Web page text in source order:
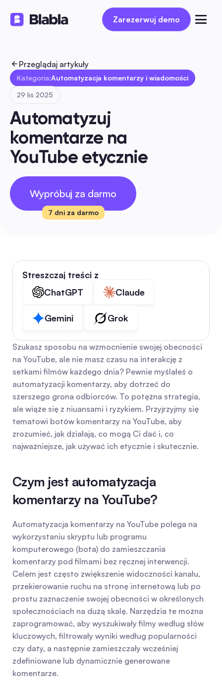
Zarezerwuj demo
Zarezerwuj demo
Przeglądaj artykuły
Kategoria:Automatyzacja komentarzy i wiadomości
29 lis 2025
Automatyzuj
komentarze na
YouTube etycznie
Wypróbuj za darmo
7 dni za darmo
Streszczaj treści z
ChatGPT
Claude
Gemini Grok
Szukasz sposobu na wzmocnienie swojej obecności
na YouTube, ale nie masz czasu na interakcję z
setkami filmów każdego dnia? Pewnie myślałeś o
automatyzacji komentarzy, aby dotrzeć do
szerszego grona odbiorców. To potężna strategia,
ale wiąże się z niuansami i ryzykiem. Przyjrzyjmy się
tematowi botów komentarzy na YouTube, aby
zrozumieć, jak działają, co mogą Ci dać i, co
najważniejsze, jak używać ich etycznie i skutecznie.
Czym jest automatyzacja
komentarzy na YouTube?
Automatyzacja komentarzy na YouTube polega na
wykorzystaniu skryptu lub programu
komputerowego (bota) do zamieszczania
komentarzy pod filmami bez ręcznej interwencji.
Celem jest często zwiększenie widoczności kanału,
przekierowanie ruchu na stronę internetową lub po
prostu zaznaczenie swojej obecności w określonych
społecznościach na dużą skalę. Narzędzia te można
zaprogramować, aby wyszukiwały filmy według słów
kluczowych, filtrowały wyniki według popularności
czy daty, a następnie zamieszczały wcześniej
zdefiniowane lub dynamicznie generowane
komentarze.